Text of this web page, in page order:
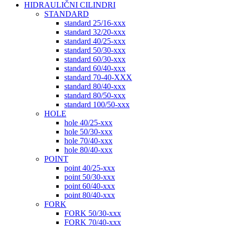
HIDRAULIČNI CILINDRI
STANDARD
standard 25/16-xxx
standard 32/20-xxx
standard 40/25-xxx
standard 50/30-xxx
standard 60/30-xxx
standard 60/40-xxx
standard 70-40-XXX
standard 80/40-xxx
standard 80/50-xxx
standard 100/50-xxx
HOLE
hole 40/25-xxx
hole 50/30-xxx
hole 70/40-xxx
hole 80/40-xxx
POINT
point 40/25-xxx
point 50/30-xxx
point 60/40-xxx
point 80/40-xxx
FORK
FORK 50/30-xxx
FORK 70/40-xxx